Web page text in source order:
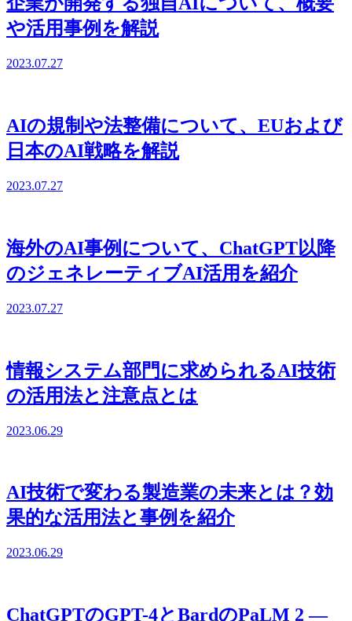
や活用事例を解説
2023.07.27
AIの規制や法整備について、EUおよび
日本のAI戦略を解説
2023.07.27
海外のAI事例について、ChatGPT以降
のジェネレーティブAI活用を紹介
2023.07.27
情報システム部門に求められるAI技術
の活用法と注意点とは
2023.06.29
AI技術で変わる製造業の未来とは？効
果的な活用法と事例を紹介
2023.06.29
ChatGPTのGPT-4とBardのPaLM 2 ―